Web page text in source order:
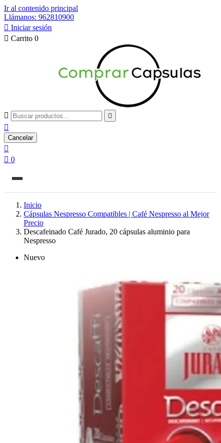
Ir al contenido principal
Llámanos: 962810900
 Iniciar sesión
 Carrito 0
 

Cancelar

 0
Inicio
Cápsulas Nespresso Compatibles | Café Nespresso al Mejor
Precio
Descafeinado Café Jurado, 20 cápsulas aluminio para
Nespresso
Nuevo